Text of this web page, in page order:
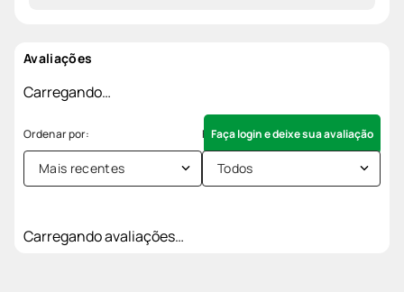
Avaliações
Carregando…
Faça login e deixe sua avaliação
Mais recentes Todos
Carregando avaliações…